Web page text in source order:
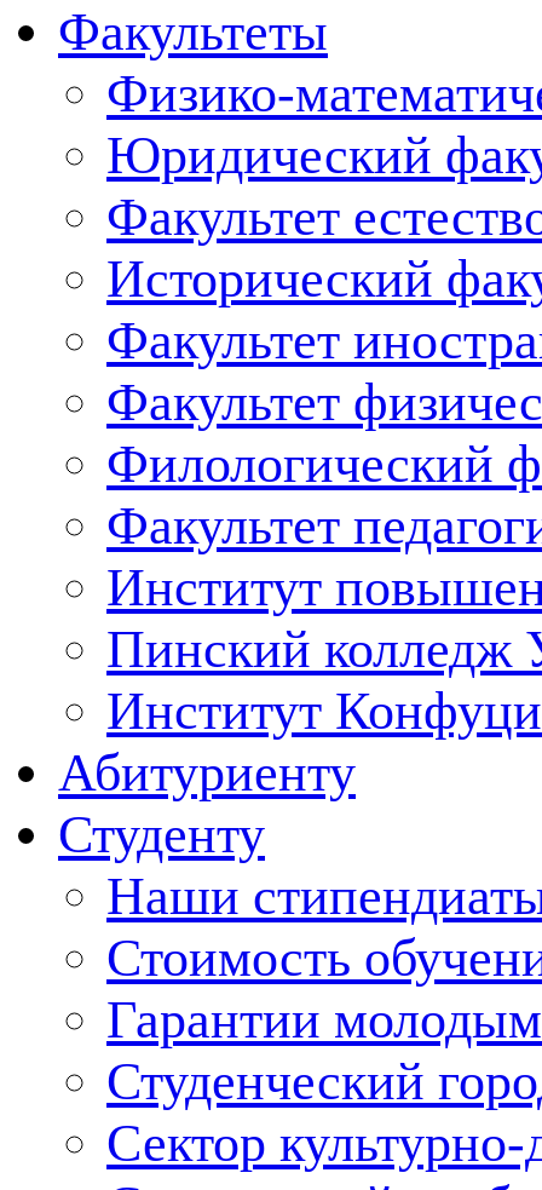
Факультеты
Физико-
Юридический
Факультет
Исторический
Факультет
Факультет
Филологический
Факультет
Институт
Пинский
Институт
Абитуриенту
Студенту
Наши
Стоимость
Гарантии
Студенческий
Сектор